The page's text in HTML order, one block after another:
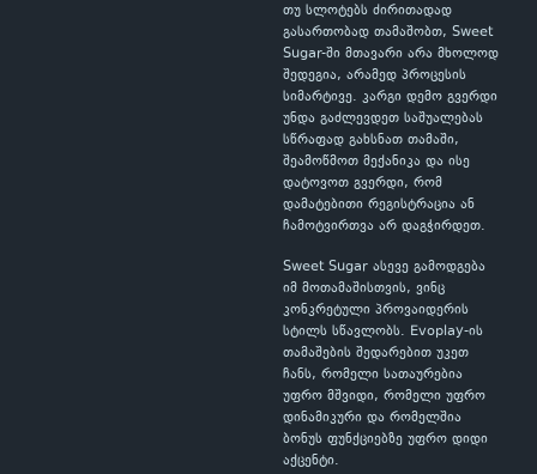
თუ სლოტებს ძირითადად
გასართობად თამაშობთ, Sweet
Sugar-ში მთავარი არა მხოლოდ
შედეგია, არამედ პროცესის
სიმარტივე. კარგი დემო გვერდი
უნდა გაძლევდეთ საშუალებას
სწრაფად გახსნათ თამაში,
შეამოწმოთ მექანიკა და ისე
დატოვოთ გვერდი, რომ
დამატებითი რეგისტრაცია ან
ჩამოტვირთვა არ დაგჭირდეთ.
Sweet Sugar ასევე გამოდგება
იმ მოთამაშისთვის, ვინც
კონკრეტული პროვაიდერის
სტილს სწავლობს. Evoplay-ის
თამაშების შედარებით უკეთ
ჩანს, რომელი სათაურებია
უფრო მშვიდი, რომელი უფრო
დინამიკური და რომელშია
ბონუს ფუნქციებზე უფრო დიდი
აქცენტი.